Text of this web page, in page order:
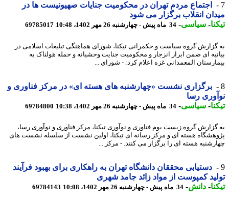
اجتماع مردم تهران در محکومیت جنایات صهیونیست ها در
انقلاب برگزار می شود
-سیاسی-34 ماه پیش - چهارشنبه 26 مهر 1402، 10:48 69785017
گروه سیاست و حکمرانی تیکنا، شورای هماهنگی تبلیغات اسلامی در
ای ضمن ابراز انزجار و محکومیت جنایت وحشیانه و حمله هولناک به
المعمدانی غزه اعلام کرد: - شورای ...
برگزاری نشست «چهارشنبه های هسته ای» در مرکز فناوری و
رسا
-سیاسی-34 ماه پیش - چهارشنبه 26 مهر 1402، 10:38 69784800
گروه زیست بوم فناوری و نوآوری تیکنا، مرکز فناوری و نوآوری رسا،
هسته ای و مرکز رسانه ای تیکنا، اولین نشست از سلسله نشست های
هسته ای را برگزار می کنند. - مرکز ...
دستیابی محققان دانشگاه تهران به راهکاری برای بهبود فرآیند
کمپوست از مواد زائد جامد شهری
-دانش -34 ماه پیش - چهارشنبه 26 مهر 1402، 10:08 69784143